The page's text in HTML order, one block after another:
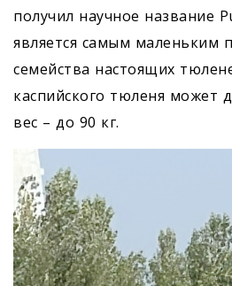
получил научное название
является самым маленьким
семейства настоящих
каспийского тюленя может
вес – до 90 кг.